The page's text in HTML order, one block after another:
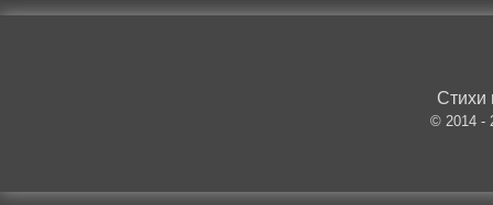
Стихи
© 2014 -